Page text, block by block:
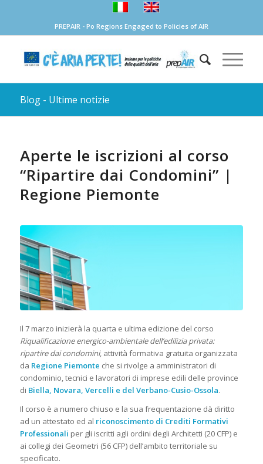
PREPAIR - Po Regions Engaged to Policies of AIR
Blog - Ultime notizie
Aperte le iscrizioni al corso
“Ripartire dai Condomini” |
Regione Piemonte
Il 7 marzo inizierà la quarta e ultima edizione del corso
Riqualificazione energico-ambientale dell’edilizia privata:
ripartire dai condomini, attività formativa gratuita organizzata
da Regione Piemonte che si rivolge a amministratori di
condominio, tecnici e lavoratori di imprese edili delle province
di Biella, Novara, Vercelli e del Verbano-Cusio-Ossola.
Il corso è a numero chiuso e la sua frequentazione dà diritto
ad un attestato ed al riconoscimento di Crediti Formativi
Professionali per gli iscritti agli ordini degli Architetti (20 CFP) e
ai collegi dei Geometri (56 CFP) dell’ambito territoriale su
specificato.